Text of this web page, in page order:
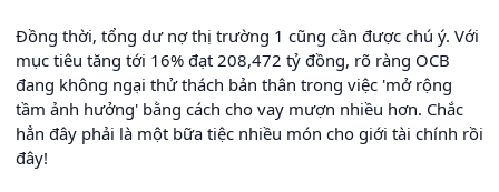
Đồng thời, tổng dư nợ thị trường 1 cũng cần được chú ý. Với
mục tiêu tăng tới 16% đạt 208,472 tỷ đồng, rõ ràng OCB
đang không ngại thử thách bản thân trong việc 'mở rộng
tầm ảnh hưởng' bằng cách cho vay mượn nhiều hơn. Chắc
hẳn đây phải là một bữa tiệc nhiều món cho giới tài chính rồi
đây!